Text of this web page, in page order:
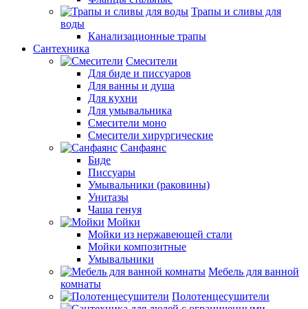
Трапы и сливы для
воды
Канализационные трапы
Сантехника
Смесители
Для биде и писсуаров
Для ванны и душа
Для кухни
Для умывальника
Смесители моно
Смесители хирургические
Санфаянс
Биде
Писсуары
Умывальники (раковины)
Унитазы
Чаша генуя
Мойки
Мойки из нержавеющей стали
Мойки композитные
Умывальники
Мебель для ванной
комнаты
Полотенцесушители